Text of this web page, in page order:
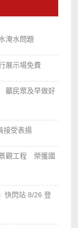
淹水問題
展示場免費
籲民眾及早做好
接受表揚
觀工程 榮獲國
快閃站 8/26 登